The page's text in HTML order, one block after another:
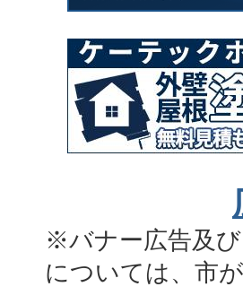
※バナー広告及
については、市